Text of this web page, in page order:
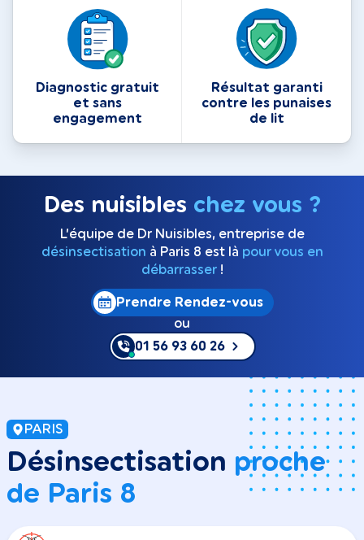
Diagnostic gratuit
et sans
engagement
Résultat garanti
contre les punaises
de lit
Des nuisibles chez vous ?
L’équipe de Dr Nuisibles, entreprise de
désinsectisation à Paris 8 est là pour vous en
débarrasser!
Prendre Rendez-vous
ou
01 56 93 60 26
PARIS
Désinsectisation proche
de Paris 8